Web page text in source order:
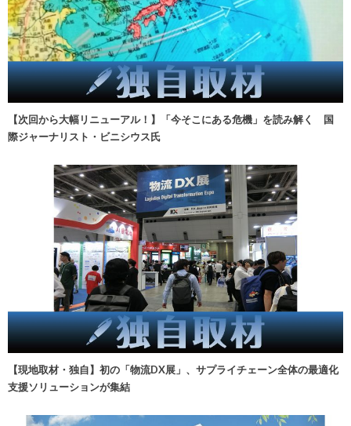
【次回から大幅リニューアル！】「今そこにある危機」を読み解く 国
際ジャーナリスト・ビニシウス氏
【現地取材・独自】初の「物流DX展」、サプライチェーン全体の最適化
支援ソリューションが集結